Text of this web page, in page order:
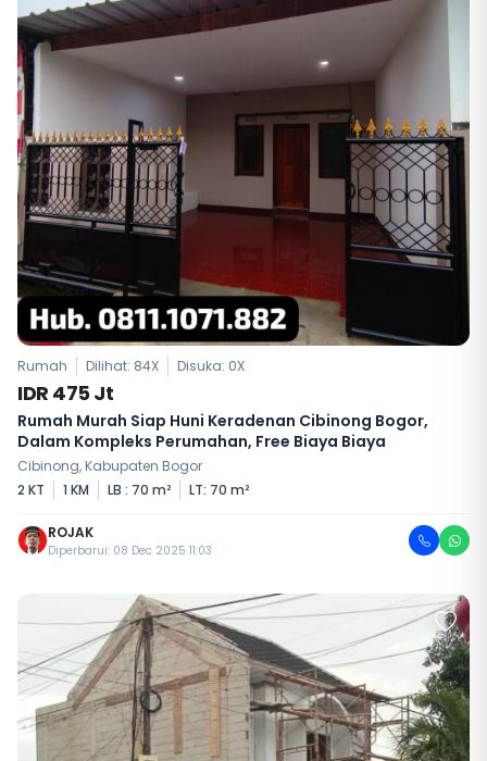
Rumah Dilihat: 84X Disuka: 0X
IDR 475 Jt
Rumah Murah Siap Huni Keradenan Cibinong Bogor,
Dalam Kompleks Perumahan, Free Biaya Biaya
Cibinong, Kabupaten Bogor
2 KT
1 KM LB : 70 m² LT: 70 m²
ROJAK
Diperbarui: 08 Dec 2025 11:03